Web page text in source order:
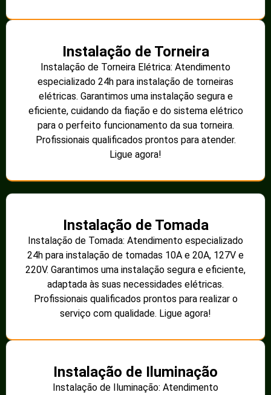
Instalação de Torneira
Instalação de Torneira Elétrica: Atendimento
especializado 24h para instalação de torneiras
elétricas. Garantimos uma instalação segura e
eficiente, cuidando da fiação e do sistema elétrico
para o perfeito funcionamento da sua torneira.
Profissionais qualificados prontos para atender.
Ligue agora!
Instalação de Tomada
Instalação de Tomada: Atendimento especializado
24h para instalação de tomadas 10A e 20A, 127V e
220V. Garantimos uma instalação segura e eficiente,
adaptada às suas necessidades elétricas.
Profissionais qualificados prontos para realizar o
serviço com qualidade. Ligue agora!
Instalação de Iluminação
Instalação de Iluminação: Atendimento